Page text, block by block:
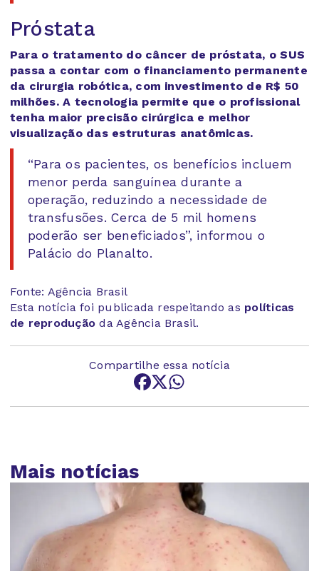
Próstata
Para o tratamento do câncer de próstata, o SUS
passa a contar com o financiamento permanente
da cirurgia robótica, com investimento de R$ 50
milhões. A tecnologia permite que o profissional
tenha maior precisão cirúrgica e melhor
visualização das estruturas anatômicas.
“Para os pacientes, os benefícios incluem
menor perda sanguínea durante a
operação, reduzindo a necessidade de
transfusões. Cerca de 5 mil homens
poderão ser beneficiados”, informou o
Palácio do Planalto.
Fonte: Agência Brasil
Esta notícia foi publicada respeitando as políticas
de reprodução da Agência Brasil.
Compartilhe essa notícia
Mais notícias